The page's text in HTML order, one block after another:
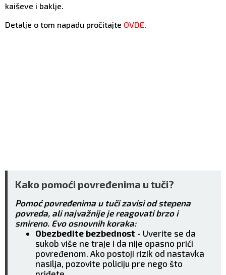
kaiševe i baklje.
Detalje o tom napadu pročitajte OVDE.
Kako pomoći povređenima u tuči?
Pomoć povređenima u tuči zavisi od stepena
povreda, ali najvažnije je reagovati brzo i
smireno. Evo osnovnih koraka:
Obezbedite bezbednost - Uverite se da
sukob više ne traje i da nije opasno prići
povređenom. Ako postoji rizik od nastavka
nasilja, pozovite policiju pre nego što